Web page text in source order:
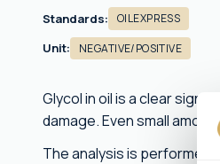
Standards: OILEXPRESS
Unit: NEGATIVE/POSITIVE
Glycol in oil is a clear sign
damage. Even small
The analysis is performed